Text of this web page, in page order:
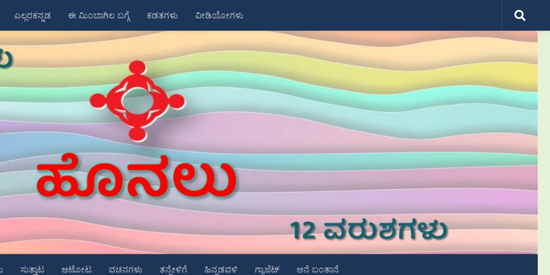
ಎಲ್ಲರಕನ್ನಡ ಈ ಮಿಂಬಾಗಿಲ ಬಗ್ಗೆ ಕಡತಗಳು ವೀಡಿಯೋಗಳು
ಸುತ್ತಾಟ ಆಟೋಟ ವಚನಗಳು ತನ್ನೇಳಿಗೆ ಹಿನ್ನಡವಳಿ ಗ್ಯಾಜೆಟ್ ಆನೆ ಬಂತಾನೆ